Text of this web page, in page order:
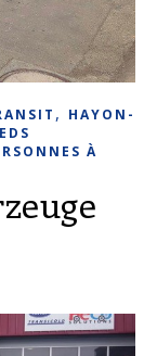
, HAYON-
À